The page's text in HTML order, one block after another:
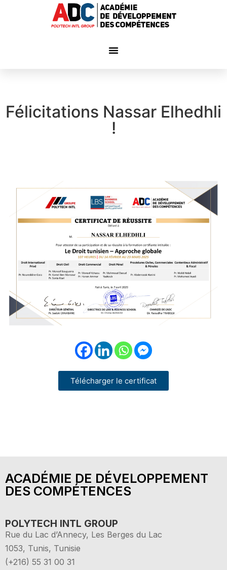
Félicitations Nassar Elhedhli
!
Télécharger le certificat
ACADÉMIE DE DÉVELOPPEMENT
DES COMPÉTENCES
POLYTECH INTL GROUP
Rue du Lac d’Annecy, Les Berges du Lac
1053, Tunis, Tunisie
(+216) 55 31 00 31